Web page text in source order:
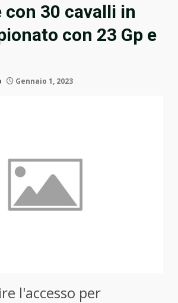
con 30 cavalli in
con 23 Gp e
Gennaio 1, 2023
l'accesso per